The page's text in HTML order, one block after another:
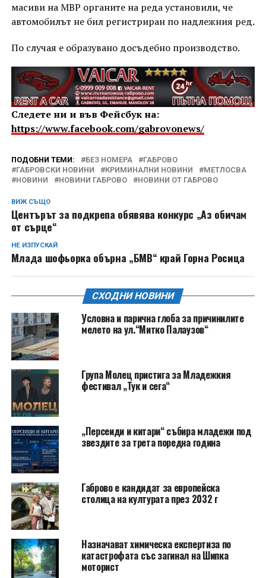
масиви на МВР органите на реда установили, че
автомобилът не бил регистриран по надлежния ред.
По случая е образувано досъдебно производство.
Следете ни и във Фейсбук на:
https://www.facebook.com/gabrovonews/
ПОДОБНИ ТЕМИ: БЕЗ НОМЕРА
ГАБРОВО
ГАБРОВСКИ НОВИНИ
КРИМИНАЛНИ НОВИНИ
МЕТЛОСВА
НОВИНИ
НОВИНИ ГАБРОВО НОВИНИ ОТ ГАБРОВО
ВИЖ СЪЩО
Центърът за подкрепа обявява конкурс „Аз обичам
от сърце“
НЕ ИЗПУСКАЙ
Млада шофьорка обърна „БМВ“ край Горна Росица
СХОДНИ НОВИНИ
Условна и парична глоба за причинилите
мелето на ул.“Митко Палаузов“
Група Молец пристига за Младежкия
фестивал „Тук и сега“
„Персеиди и китари“ събира младежи под
звездите за трета поредна година
Габрово е кандидат за европейска
столица на културата през 2032 г
Назначават химическа експертиза по
катастрофата със загинал на Шипка
моторист